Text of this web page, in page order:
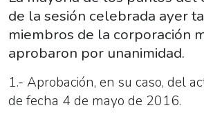
de la sesión celebrada ayer
miembros de la corporación
aprobaron por unanimidad.
1.- Aprobación, en su caso, del
de fecha 4 de mayo de 2016.